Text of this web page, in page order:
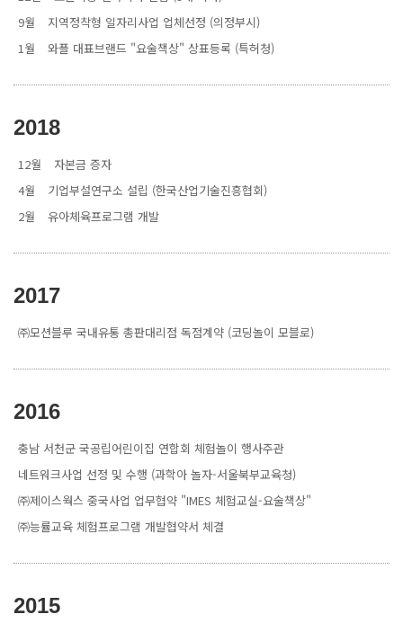
9월
지역정착형 일자리사업 업체선정 (의정부시)
1월
와플 대표브랜드 "요술책상" 상표등록 (특허청)
2018
12월
자본금 증자
4월
기업부설연구소 설립 (한국산업기술진흥협회)
2월
유아체육프로그램 개발
2017
㈜모션블루 국내유통 총판대리점 독점계약 (코딩놀이 모블로)
2016
충남 서천군 국공립어린이집 연합회 체험놀이 행사주관
네트워크사업 선정 및 수행 (과학아 놀자-서울북부교육청)
㈜제이스웍스 중국사업 업무협약 "IMES 체험교실-요술책상"
㈜능률교육 체험프로그램 개발협약서 체결
2015